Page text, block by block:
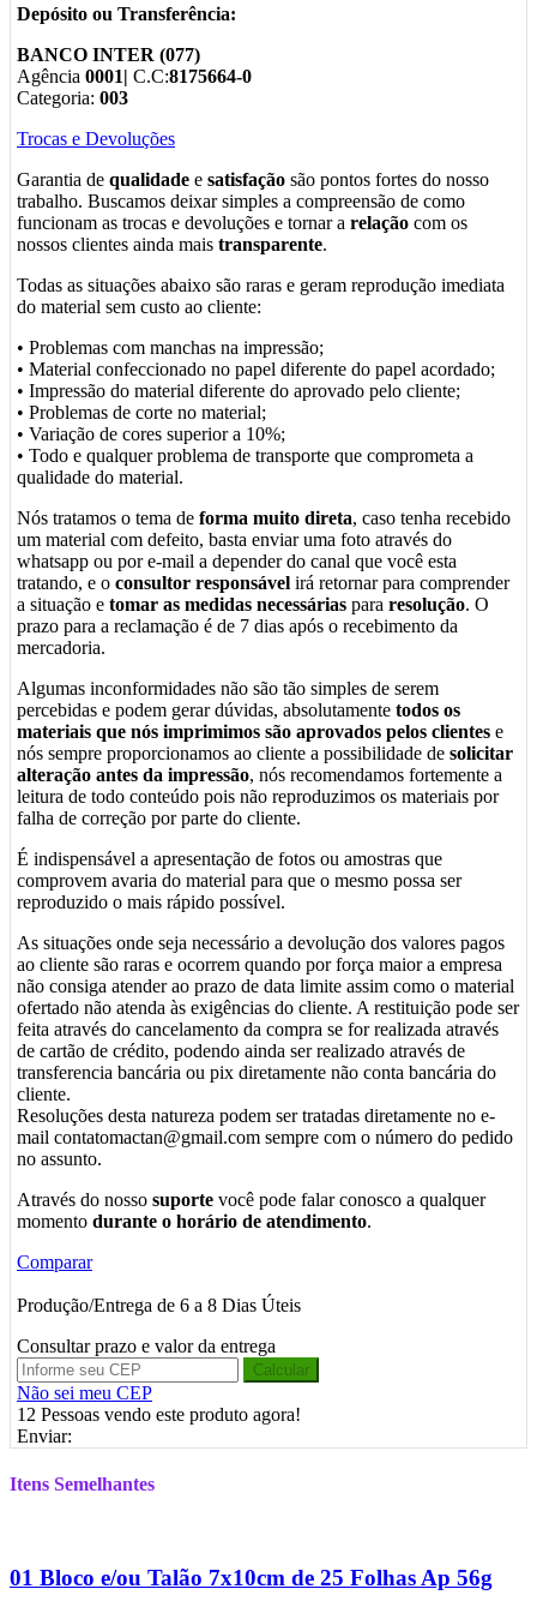
Depósito ou Transferência:
BANCO INTER (077)
Agência 0001| C.C:8175664-0
Categoria: 003
Trocas e Devoluções
Garantia de qualidade e satisfação são pontos fortes do nosso
trabalho. Buscamos deixar simples a compreensão de como
funcionam as trocas e devoluções e tornar a relação com os
nossos clientes ainda mais transparente.
Todas as situações abaixo são raras e geram reprodução imediata
do material sem custo ao cliente:
• Problemas com manchas na impressão;
• Material confeccionado no papel diferente do papel acordado;
• Impressão do material diferente do aprovado pelo cliente;
• Problemas de corte no material;
• Variação de cores superior a 10%;
• Todo e qualquer problema de transporte que comprometa a
qualidade do material.
Nós tratamos o tema de forma muito direta, caso tenha recebido
um material com defeito, basta enviar uma foto através do
whatsapp ou por e-mail a depender do canal que você esta
tratando, e o consultor responsável irá retornar para comprender
a situação e tomar as medidas necessárias para resolução. O
prazo para a reclamação é de 7 dias após o recebimento da
mercadoria.
Algumas inconformidades não são tão simples de serem
percebidas e podem gerar dúvidas, absolutamente todos os
materiais que nós imprimimos são aprovados pelos clientes e
nós sempre proporcionamos ao cliente a possibilidade de solicitar
alteração antes da impressão, nós recomendamos fortemente a
leitura de todo conteúdo pois não reproduzimos os materiais por
falha de correção por parte do cliente.
É indispensável a apresentação de fotos ou amostras que
comprovem avaria do material para que o mesmo possa ser
reproduzido o mais rápido possível.
As situações onde seja necessário a devolução dos valores pagos
ao cliente são raras e ocorrem quando por força maior a empresa
não consiga atender ao prazo de data limite assim como o material
ofertado não atenda às exigências do cliente. A restituição pode ser
feita através do cancelamento da compra se for realizada através
de cartão de crédito, podendo ainda ser realizado através de
transferencia bancária ou pix diretamente não conta bancária do
cliente.
Resoluções desta natureza podem ser tratadas diretamente no e-
mail contatomactan@gmail.com sempre com o número do pedido
no assunto.
Através do nosso suporte você pode falar conosco a qualquer
momento durante o horário de atendimento.
Comparar
Produção/Entrega de 6 a 8 Dias Úteis
Consultar prazo e valor da entrega
Calcular
Não sei meu CEP
12 Pessoas vendo este produto agora!
Enviar:
Itens Semelhantes
01 Bloco e/ou Talão 7x10cm de 25 Folhas Ap 56g